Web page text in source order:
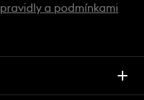
pravidly a podmínkami